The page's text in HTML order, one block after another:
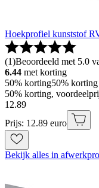
Hoekprofiel kunststof
(1)Beoordeeld met 5.0
6.44 met korting
50% korting50% korting
50% korting,
12.89
Prijs: 12.89 euro
Bekijk alles in